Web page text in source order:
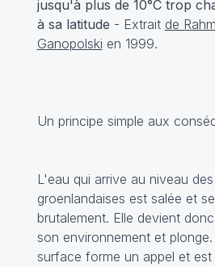
jusqu'à plus de 10°C trop
à sa latitude - Extrait de
Ganopolski en 1999.
Un principe simple aux
L'eau qui arrive au niveau
groenlandaises est salée et
brutalement. Elle devient
son environnement et
surface forme un appel et